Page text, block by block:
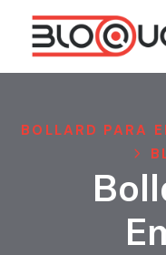
BOLLARD PARA